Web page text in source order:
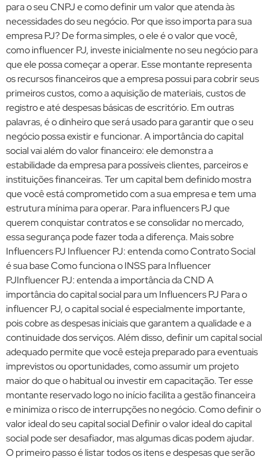
para o seu CNPJ e como definir um valor que atenda às
necessidades do seu negócio. Por que isso importa para sua
empresa PJ? De forma simples, o ele é o valor que você,
como influencer PJ, investe inicialmente no seu negócio para
que ele possa começar a operar. Esse montante representa
os recursos financeiros que a empresa possui para cobrir seus
primeiros custos, como a aquisição de materiais, custos de
registro e até despesas básicas de escritório. Em outras
palavras, é o dinheiro que será usado para garantir que o seu
negócio possa existir e funcionar. A importância do capital
social vai além do valor financeiro: ele demonstra a
estabilidade da empresa para possíveis clientes, parceiros e
instituições financeiras. Ter um capital bem definido mostra
que você está comprometido com a sua empresa e tem uma
estrutura mínima para operar. Para influencers PJ que
querem conquistar contratos e se consolidar no mercado,
essa segurança pode fazer toda a diferença. Mais sobre
Influencers PJ Influencer PJ: entenda como Contrato Social
é sua base Como funciona o INSS para Influencer
PJInfluencer PJ: entenda a importância da CND A
importância do capital social para um Influencers PJ Para o
influencer PJ, o capital social é especialmente importante,
pois cobre as despesas iniciais que garantem a qualidade e a
continuidade dos serviços. Além disso, definir um capital social
adequado permite que você esteja preparado para eventuais
imprevistos ou oportunidades, como assumir um projeto
maior do que o habitual ou investir em capacitação. Ter esse
montante reservado logo no início facilita a gestão financeira
e minimiza o risco de interrupções no negócio. Como definir o
valor ideal do seu capital social Definir o valor ideal do capital
social pode ser desafiador, mas algumas dicas podem ajudar.
O primeiro passo é listar todos os itens e despesas que serão